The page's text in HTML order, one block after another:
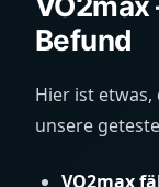
Befund
Hier ist
unsere
VO2max